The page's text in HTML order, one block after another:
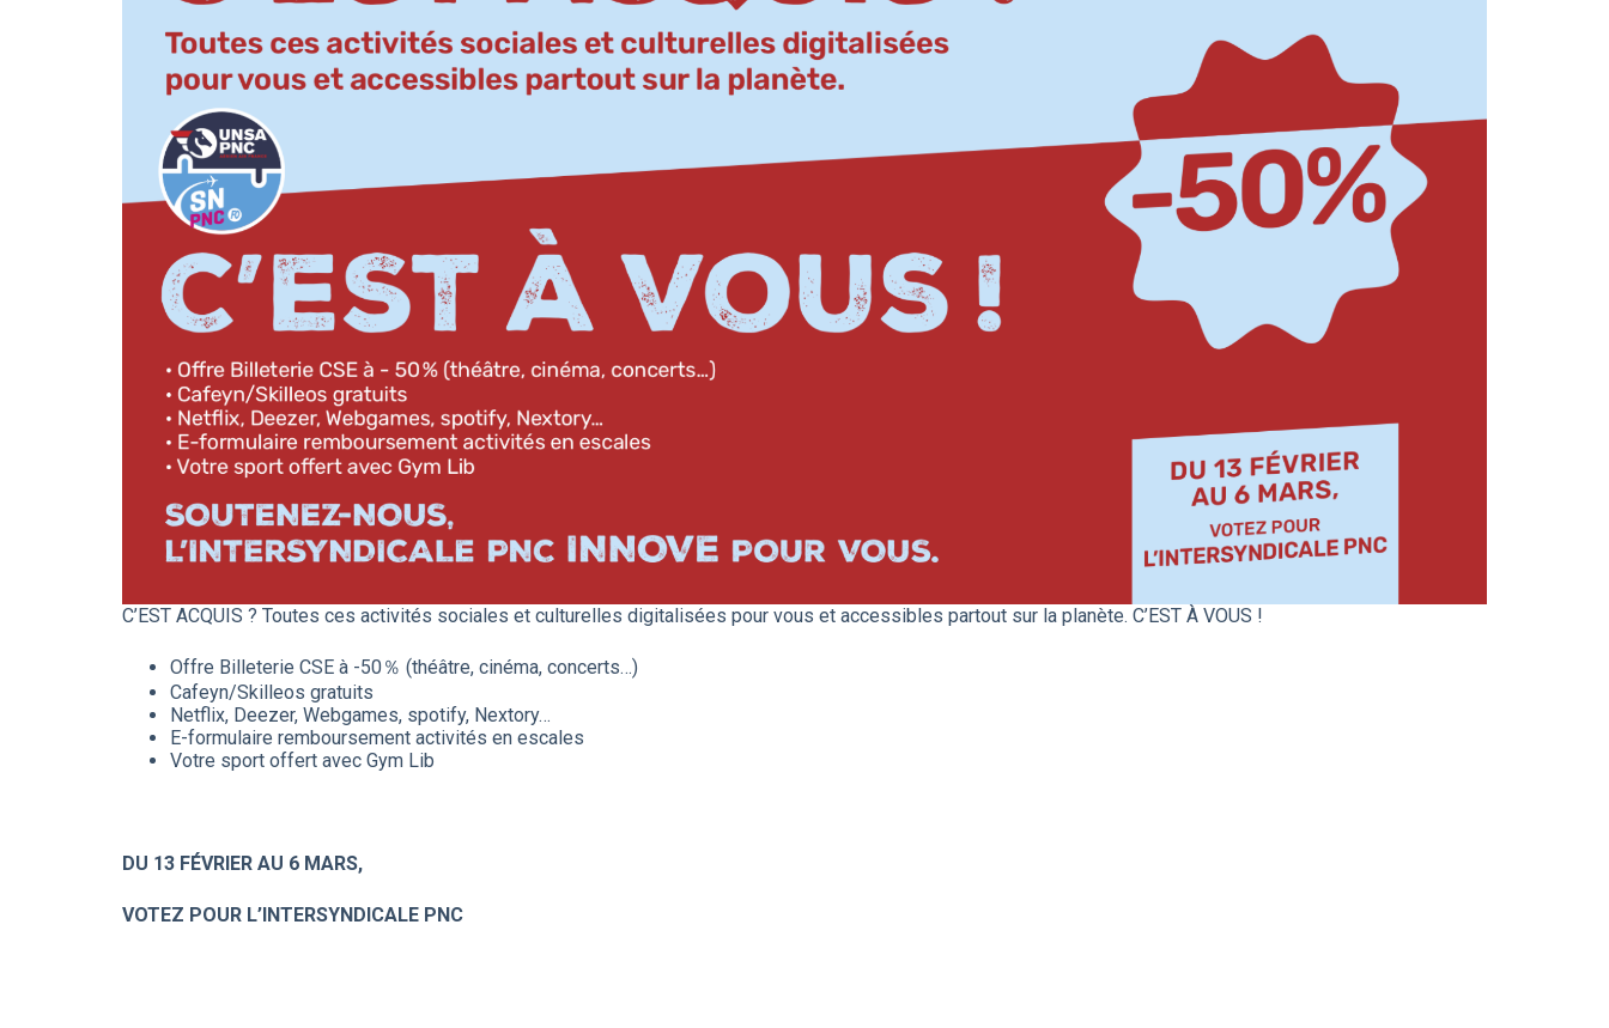
C’EST ACQUIS ? Toutes ces activités sociales et culturelles digitalisées pour vous et accessibles partout sur la planète. C’EST À VOUS !
Offre Billeterie CSE à -50％ (théâtre, cinéma, concerts…)
Cafeyn/Skilleos gratuits
Netflix, Deezer, Webgames, spotify, Nextory…
E-formulaire remboursement activités en escales
Votre sport offert avec Gym Lib
DU 13 FÉVRIER AU 6 MARS,
VOTEZ POUR L’INTERSYNDICALE PNC